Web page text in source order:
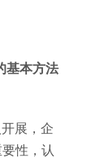
基本方法
展，企
性，认